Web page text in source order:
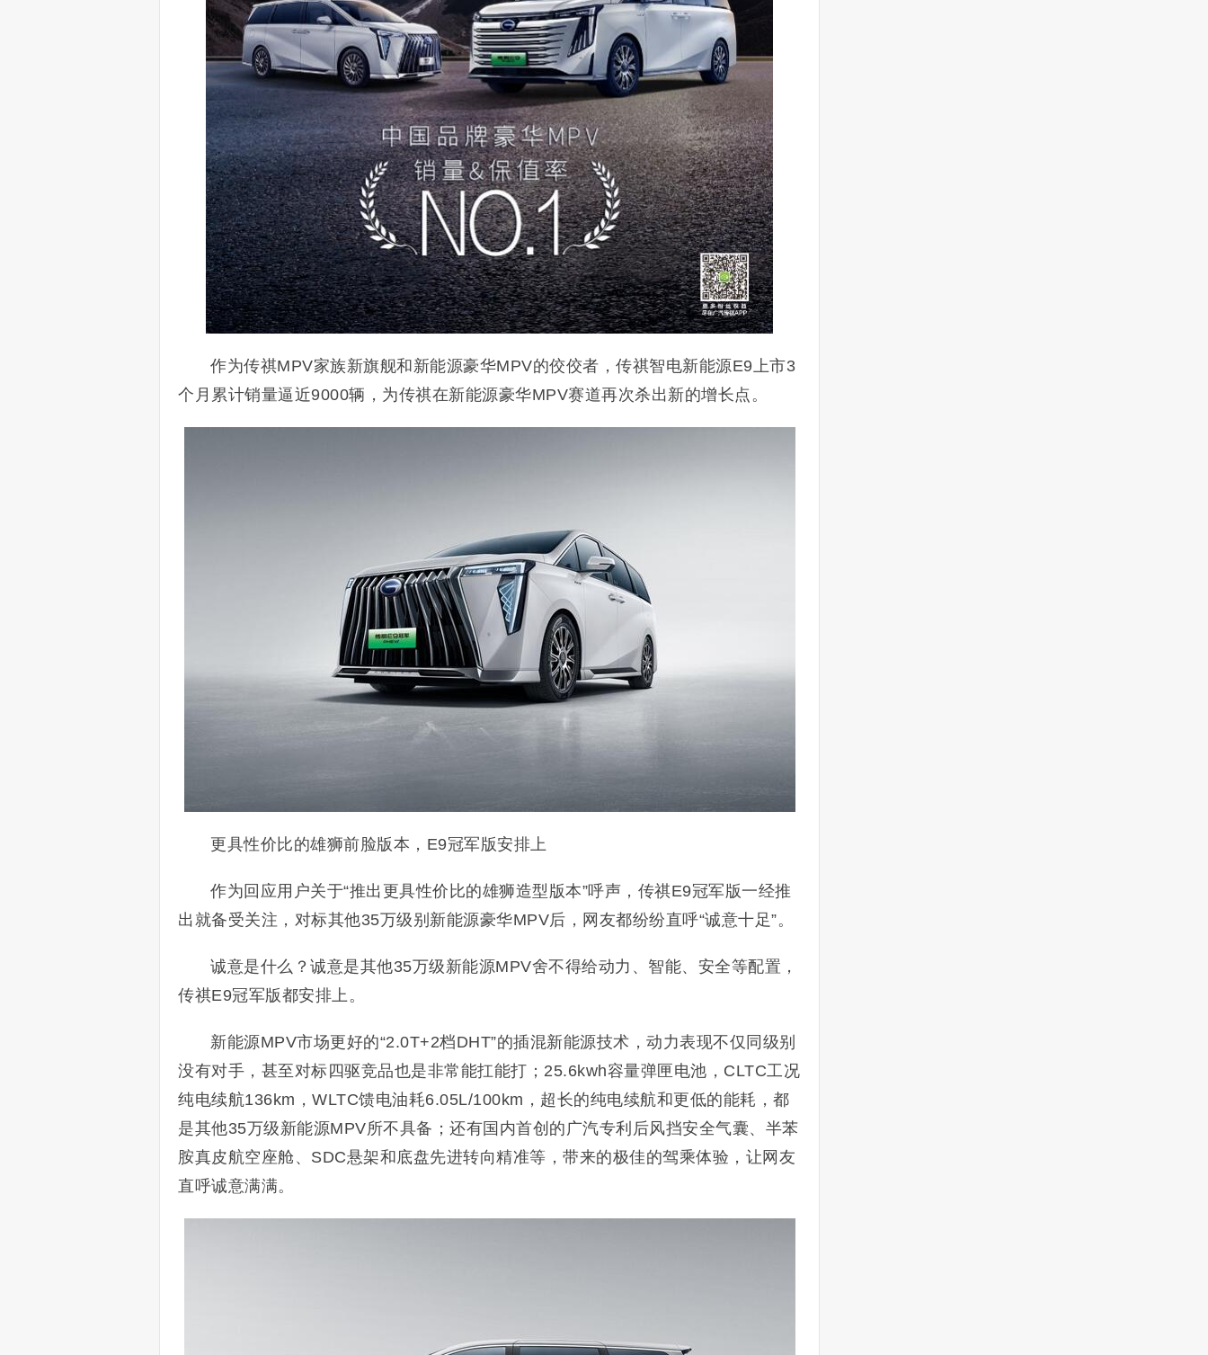
作为传祺MPV家族新旗舰和新能源豪华MPV的佼佼者，传祺智电新能源E9上市3
个月累计销量逼近9000辆，为传祺在新能源豪华MPV赛道再次杀出新的增长点。
更具性价比的雄狮前脸版本，E9冠军版安排上
作为回应用户关于“推出更具性价比的雄狮造型版本”呼声，传祺E9冠军版一经推
出就备受关注，对标其他35万级别新能源豪华MPV后，网友都纷纷直呼“诚意十足”。
诚意是什么？诚意是其他35万级新能源MPV舍不得给动力、智能、安全等配置，
传祺E9冠军版都安排上。
新能源MPV市场更好的“2.0T+2档DHT”的插混新能源技术，动力表现不仅同级别
没有对手，甚至对标四驱竞品也是非常能扛能打；25.6kwh容量弹匣电池，CLTC工况
纯电续航136km，WLTC馈电油耗6.05L/100km，超长的纯电续航和更低的能耗，都
是其他35万级新能源MPV所不具备；还有国内首创的广汽专利后风挡安全气囊、半苯
胺真皮航空座舱、SDC悬架和底盘先进转向精准等，带来的极佳的驾乘体验，让网友
直呼诚意满满。